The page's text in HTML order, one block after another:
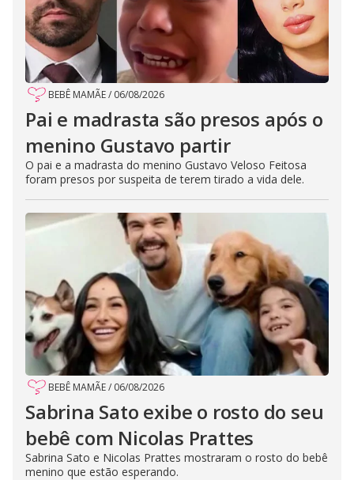
BEBÊ MAMÃE/ 06/08/2026
Pai e madrasta são presos após o
menino Gustavo partir
O pai e a madrasta do menino Gustavo Veloso Feitosa
foram presos por suspeita de terem tirado a vida dele.
BEBÊ MAMÃE/ 06/08/2026
Sabrina Sato exibe o rosto do seu
bebê com Nicolas Prattes
Sabrina Sato e Nicolas Prattes mostraram o rosto do bebê
menino que estão esperando.